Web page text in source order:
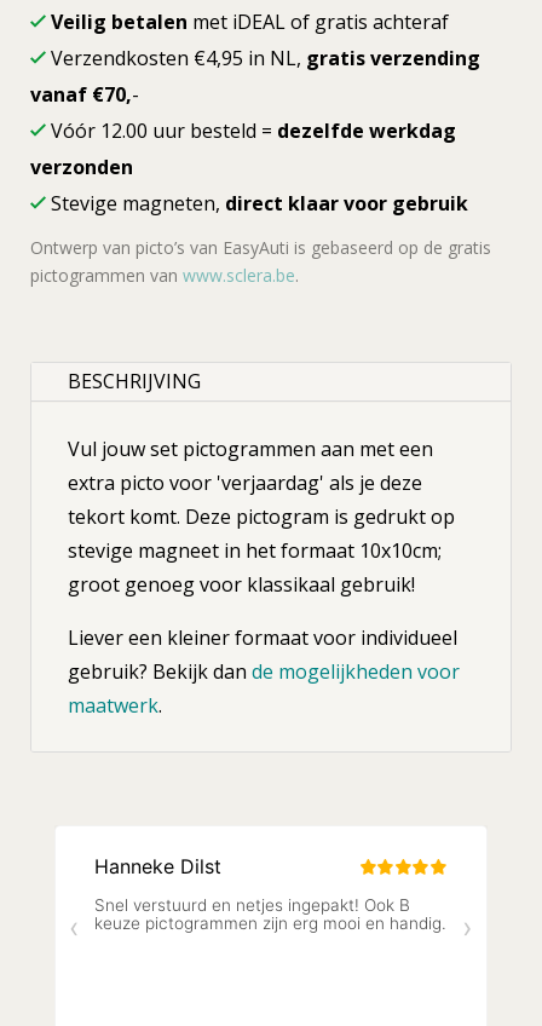
Veilig betalen met iDEAL of gratis achteraf
Verzendkosten €4,95 in NL, gratis verzending
vanaf €70,-
Vóór 12.00 uur besteld = dezelfde werkdag
verzonden
Stevige magneten, direct klaar voor gebruik
Ontwerp van picto’s van EasyAuti is gebaseerd op de gratis
pictogrammen van www.sclera.be.
BESCHRIJVING
Vul jouw set pictogrammen aan met een
extra picto voor 'verjaardag' als je deze
tekort komt. Deze pictogram is gedrukt op
stevige magneet in het formaat 10x10cm;
groot genoeg voor klassikaal gebruik!
Liever een kleiner formaat voor individueel
gebruik? Bekijk dan de mogelijkheden voor
maatwerk.